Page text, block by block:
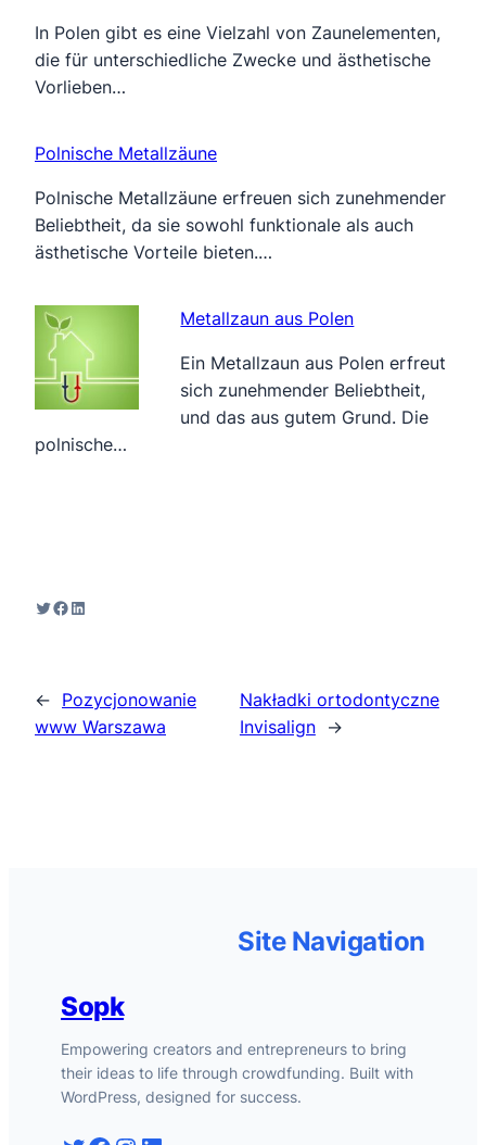
In Polen gibt es eine Vielzahl von Zaunelementen,
die für unterschiedliche Zwecke und ästhetische
Vorlieben…
Polnische Metallzäune
Polnische Metallzäune erfreuen sich zunehmender
Beliebtheit, da sie sowohl funktionale als auch
ästhetische Vorteile bieten.…
Metallzaun aus Polen
Ein Metallzaun aus Polen erfreut
sich zunehmender Beliebtheit,
und das aus gutem Grund. Die
polnische…
Twitter
Facebook
LinkedIn
← Pozycjonowanie
www Warszawa
Nakładki ortodontyczne
Invisalign
→
Sopk
Empowering creators and entrepreneurs to bring
their ideas to life through crowdfunding. Built with
WordPress, designed for success.
Site Navigation